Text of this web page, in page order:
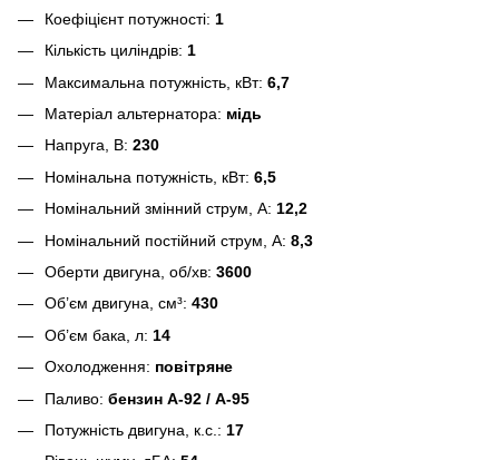
Коефіцієнт потужності: 1
Кількість циліндрів: 1
Максимальна потужність, кВт: 6,7
Матеріал альтернатора: мідь
Напруга, В: 230
Номінальна потужність, кВт: 6,5
Номінальний змінний струм, А: 12,2
Номінальний постійний струм, А: 8,3
Оберти двигуна, об/хв: 3600
Об’єм двигуна, см³: 430
Об’єм бака, л: 14
Охолодження: повітряне
Паливо: бензин А-92 / А-95
Потужність двигуна, к.с.: 17